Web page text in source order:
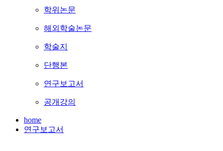
학위논문
해외학술논문
학술지
단행본
연구보고서
공개강의
home
연구보고서